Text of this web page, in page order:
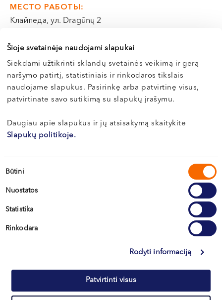
Šioje svetainėje naudojami slapukai
Siekdami užtikrinti sklandų svetainės veikimą ir gerą
naršymo patirtį, statistiniais ir rinkodaros tikslais
naudojame slapukus. Pasirinkę arba patvirtinę visus,
patvirtinate savo sutikimą su slapukų įrašymu.
Daugiau apie slapukus ir jų atsisakymą skaitykite
Slapukų politikoje.
Sutikimo
Būtini
Nuostatos
Statistika
Rinkodara
Rodyti informaciją
Patvirtinti visus
VI, VII --
МЕСТО РАБОТЫ:
Клайпеда, ул. Dragūnų 2
Э-РЕГИСТРАЦИЯ
Кретинга